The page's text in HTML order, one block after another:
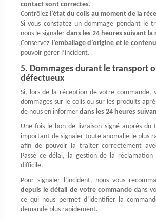
contact sont correctes.
Contrôlez l’état du colis au moment de la
Si vous constatez un dommage pendant le
nous le signaler dans les 24 heures suivant la
Conservez l’emballage d’origine et le
pouvoir gérer l’incident.
5. Dommages durant le transport
défectueux
Si, lors de la réception de votre commande,
dommages sur le colis ou sur les produits
de nous en informer dans les 24 heures
Une fois le bon de livraison signé auprès du
important de signaler toute anomalie le plus
afin de pouvoir la traiter correctement
Passé ce délai, la gestion de la réclamation
difficile.
Pour signaler l’incident, nous vous
depuis le détail de votre commande dans
ce qui nous permet d’identifier la
demande plus rapidement.